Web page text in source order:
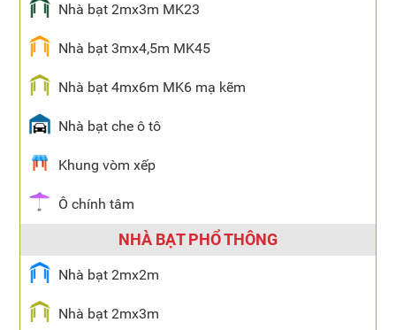
Nhà bạt 2mx3m MK23
Nhà bạt 3mx4,5m MK45
Nhà bạt 4mx6m MK6 mạ kẽm
Nhà bạt che ô tô
Khung vòm xếp
Ô chính tâm
NHÀ BẠT PHỔ THÔNG
Nhà bạt 2mx2m
Nhà bạt 2mx3m